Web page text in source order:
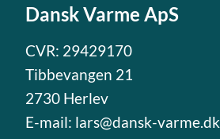
Dansk Varme ApS
CVR: 29429170
Tibbevangen 21
2730 Herlev
E-mail: lars@dansk-varme.dk